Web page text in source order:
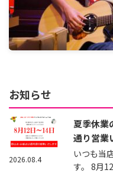
お知らせ
夏季休業
通り営業
いつも当
す。 8月
2026.08.4